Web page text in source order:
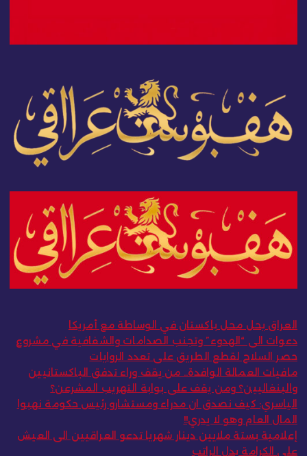
العراق يحل محل باكستان في الوساطة مع أمريكا
دعوات الى “الهدوء” وتجنب الصدامات والشفافية في مشروع
حصر السلاح لقطع الطريق على تعدد الروايات
مافيات العمالة الوافدة.. من يقف وراء تدفق الباكستانيين
والبنغاليين؟ ومن يقف على بوابة التهريب المشرعن؟
الياسري: كيف نصدق ان مدراء ومستشارو رئيس حكومة نهبوا
المال العام وهو لا يدري!!
إعلامية بستة ملايين دينار شهريا تدعو العراقيين الى العيش
على الكرامة بدل الراتب